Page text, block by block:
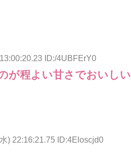
ID:/4UBFErY0
が程よい甘さでおいしい
) 22:16:21.75 ID:4Eloscjd0